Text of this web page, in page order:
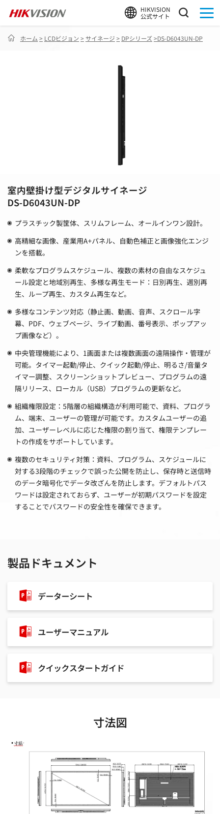
HIKVISION
公式サイト
ホーム > LCDビジョン >サイネージ > DPシリーズ>DS-D6043UN-DP
室内壁掛け型デジタルサイネージ
DS-D6043UN-DP
プラスチック製筐体、スリムフレーム、オールインワン設計。
高精細な画像、産業用A+パネル、自動色補正と画像強化エンジ
ンを搭載。
柔軟なプログラムスケジュール、複数の素材の自由なスケジュ
ール設定と地域別再生、多様な再生モード：日別再生、週別再
生、ループ再生、カスタム再生など。
多様なコンテンツ対応（静止画、動画、音声、スクロール字
幕、PDF、ウェブページ、ライブ動画、番号表示、ポップアッ
プ画像など）。
中央管理機能により、1画面または複数画面の遠隔操作・管理が
可能。タイマー起動/停止、クイック起動/停止、明るさ/音量タ
イマー調整、スクリーンショットプレビュー、プログラムの遠
隔リリース、ローカル（USB）プログラムの更新など。
組織権限設定：5階層の組織構造が利用可能で、資料、プログラ
ム、端末、ユーザーの管理が可能です。カスタムユーザーの追
加、ユーザーレベルに応じた権限の割り当て、権限テンプレー
トの作成をサポートしています。
複数のセキュリティ対策：資料、プログラム、スケジュールに
対する3段階のチェックで誤った公開を防止し、保存時と送信時
のデータ暗号化でデータ改ざんを防止します。デフォルトパス
ワードは設定されておらず、ユーザーが初期パスワードを設定
することでパスワードの安全性を確保できます。
製品ドキュメント
データーシート
ユーザーマニュアル
クイックスタートガイド
寸法図